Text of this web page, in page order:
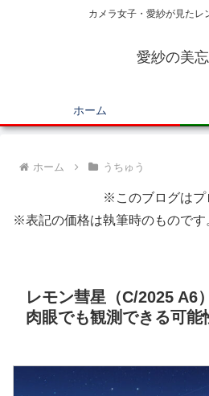
カメラ女子・愛紗が見たレ
愛紗の美
ホーム
ホーム うちゅう
※このブログはプ
※表記の価格は執筆時のもので
レモン彗星（C/2025 A6
肉眼でも観測できる可能